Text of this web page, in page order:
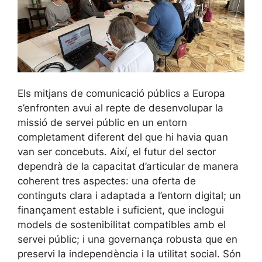
Els mitjans de comunicació públics a Europa
s’enfronten avui al repte de desenvolupar la
missió de servei públic en un entorn
completament diferent del que hi havia quan
van ser concebuts. Així, el futur del sector
dependrà de la capacitat d’articular de manera
coherent tres aspectes: una oferta de
continguts clara i adaptada a l’entorn digital; un
finançament estable i suficient, que inclogui
models de sostenibilitat compatibles amb el
servei públic; i una governança robusta que en
preservi la independència i la utilitat social. Són